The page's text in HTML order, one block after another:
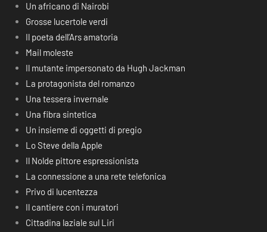
Un africano di Nairobi
Grosse lucertole verdi
Il poeta dell’Ars amatoria
Mail moleste
Il mutante impersonato da Hugh Jackman
La protagonista del romanzo
Una tessera invernale
Una fibra sintetica
Un insieme di oggetti di pregio
Lo Steve della Apple
Il Nolde pittore espressionista
La connessione a una rete telefonica
Privo di lucentezza
Il cantiere con i muratori
Cittadina laziale sul Liri